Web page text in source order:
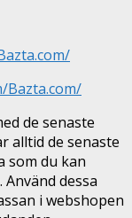
Bazta.com/
de senaste
alltid de senaste
som du kan
dessa
i webshopen